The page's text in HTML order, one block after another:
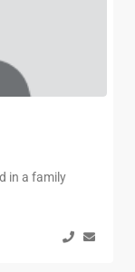
in a family